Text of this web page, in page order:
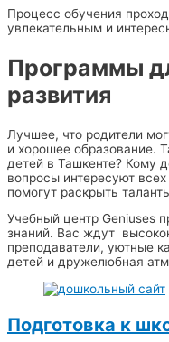
Процесс обучения
увлекательным и
Программы
развития
Лучшее, что родители
и хорошее образование.
детей в Ташкенте? Кому
вопросы интересуют
помогут раскрыть
Учебный центр Geniuses
знаний. Вас ждут
преподаватели, уютные
детей и дружелюбная
Подготовка к